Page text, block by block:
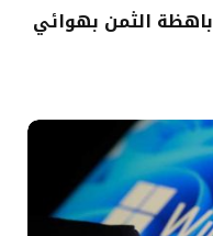
الثمن بهوائي